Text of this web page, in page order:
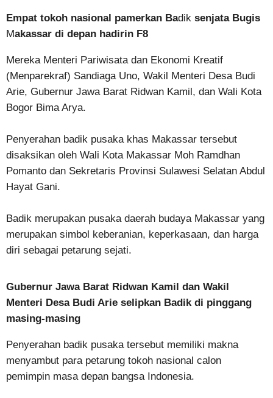
Empat tokoh nasional pamerkan Badik senjata Bugis
Makassar di depan hadirin F8
Mereka Menteri Pariwisata dan Ekonomi Kreatif
(Menparekraf) Sandiaga Uno, Wakil Menteri Desa Budi
Arie, Gubernur Jawa Barat Ridwan Kamil, dan Wali Kota
Bogor Bima Arya.
Penyerahan badik pusaka khas Makassar tersebut
disaksikan oleh Wali Kota Makassar Moh Ramdhan
Pomanto dan Sekretaris Provinsi Sulawesi Selatan Abdul
Hayat Gani.
Badik merupakan pusaka daerah budaya Makassar yang
merupakan simbol keberanian, keperkasaan, dan harga
diri sebagai petarung sejati.
Gubernur Jawa Barat Ridwan Kamil dan Wakil
Menteri Desa Budi Arie selipkan Badik di pinggang
masing-masing
Penyerahan badik pusaka tersebut memiliki makna
menyambut para petarung tokoh nasional calon
pemimpin masa depan bangsa Indonesia.